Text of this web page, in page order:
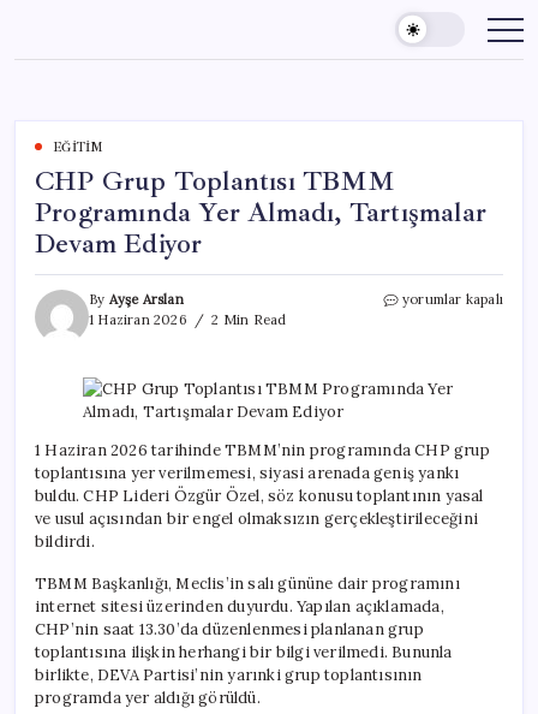
content
EĞITIM
CHP Grup Toplantısı TBMM
Programında Yer Almadı, Tartışmalar
Devam Ediyor
By Ayşe Arslan
1 Haziran 2026
2 Min Read
CHP
Programında
Yer
Tartışmalar
Devam
Ediyor
için
yorumlar kapalı
1 Haziran 2026 tarihinde TBMM’nin programında CHP grup
toplantısına yer verilmemesi, siyasi arenada geniş yankı
buldu. CHP Lideri Özgür Özel, söz konusu toplantının yasal
ve usul açısından bir engel olmaksızın gerçekleştirileceğini
bildirdi.
TBMM Başkanlığı, Meclis’in salı gününe dair programını
internet sitesi üzerinden duyurdu. Yapılan açıklamada,
CHP’nin saat 13.30’da düzenlenmesi planlanan grup
toplantısına ilişkin herhangi bir bilgi verilmedi. Bununla
birlikte, DEVA Partisi’nin yarınki grup toplantısının
programda yer aldığı görüldü.